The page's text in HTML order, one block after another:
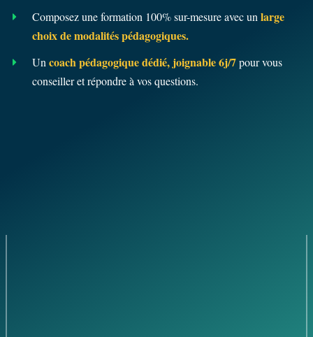
Composez une formation 100% sur-mesure avec unlarge
choix de modalités pédagogiques.
Uncoach pédagogique dédié, joignable 6j/7pour vous
conseiller et répondre à vos questions.